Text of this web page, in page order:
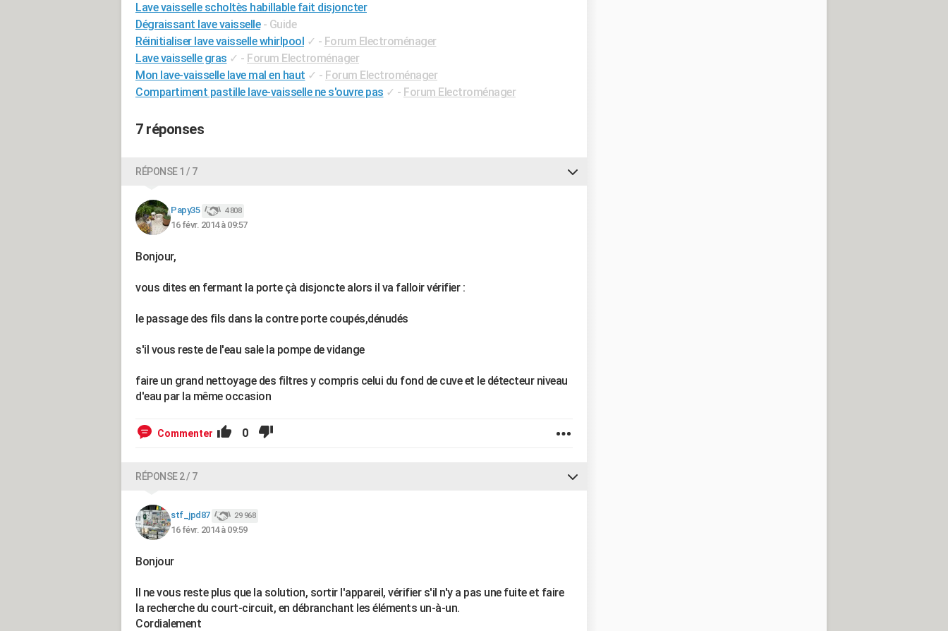
Lave vaisselle scholtès habillable fait disjoncter
Dégraissant lave vaisselle - Guide
Réinitialiser lave vaisselle whirlpool ✓ - Forum Electroménager
Lave vaisselle gras ✓ - Forum Electroménager
Mon lave-vaisselle lave mal en haut ✓ - Forum Electroménager
Compartiment pastille lave-vaisselle ne s'ouvre pas ✓ - Forum Electroménager
7 réponses
RÉPONSE 1 / 7
Papy35 4 808
16 févr. 2014 à 09:57
Bonjour,
vous dites en fermant la porte çà disjoncte alors il va falloir vérifier :
le passage des fils dans la contre porte coupés,dénudés
s'il vous reste de l'eau sale la pompe de vidange
faire un grand nettoyage des filtres y compris celui du fond de cuve et le détecteur niveau
d'eau par la même occasion
Commenter 0
RÉPONSE 2 / 7
stf_jpd87 29 968
16 févr. 2014 à 09:59
Bonjour
Il ne vous reste plus que la solution, sortir l'appareil, vérifier s'il n'y a pas une fuite et faire
la recherche du court-circuit, en débranchant les éléments un-à-un.
Cordialement